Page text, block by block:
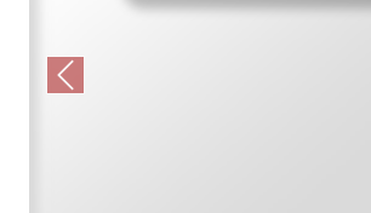
Previous